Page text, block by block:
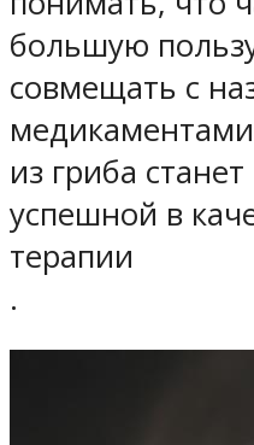
большую
совмещать с
из гриба
успешной в
терапии
.